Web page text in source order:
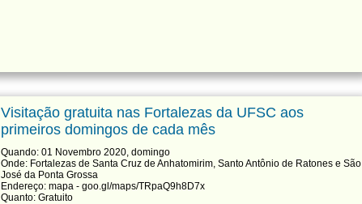
Visitação gratuita nas Fortalezas da UFSC aos
primeiros domingos de cada mês
Quando: 01 Novembro 2020, domingo
Onde: Fortalezas de Santa Cruz de Anhatomirim, Santo Antônio de Ratones e São
José da Ponta Grossa
Endereço: mapa - goo.gl/maps/TRpaQ9h8D7x
Quanto: Gratuito